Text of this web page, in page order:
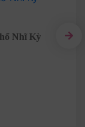
Nhĩ Kỳ